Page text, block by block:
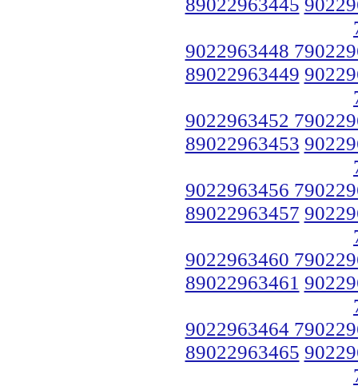
9022963448
89022963449
9022963452
89022963453
9022963456
89022963457
9022963460
89022963461
9022963464
89022963465